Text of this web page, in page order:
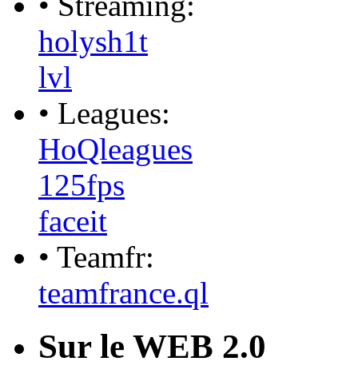
holysh1t
lvl
• Leagues:
HoQleagues
125fps
faceit
• Teamfr:
teamfrance.ql
Sur le WEB 2.0